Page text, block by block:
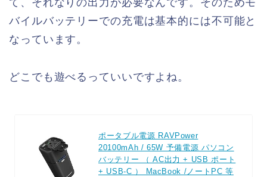
て、それなりの出力が必要なんです。そのためモ
バイルバッテリーでの充電は基本的には不可能と
なっています。
どこでも遊べるっていいですよね。
ポータブル電源 RAVPower
20100mAh / 65W 予備電源 パソコン
バッテリー （ AC出力 + USB ポート
+ USB-C ） MacBook /ノートPC 等